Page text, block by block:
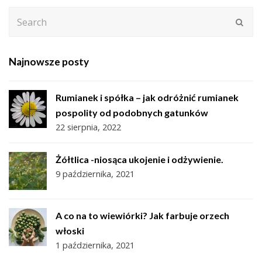
Najnowsze posty
Rumianek i spółka – jak odróżnić rumianek
pospolity od podobnych gatunków
22 sierpnia, 2022
Żółtlica -niosąca ukojenie i odżywienie.
9 października, 2021
A co na to wiewiórki? Jak farbuje orzech
włoski
1 października, 2021